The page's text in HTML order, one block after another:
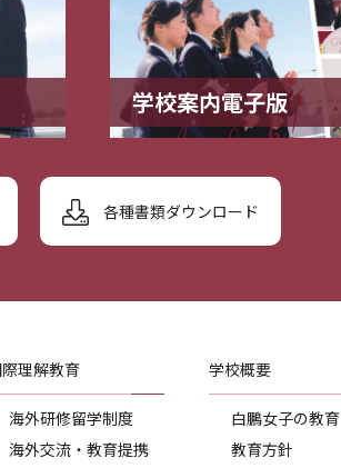
学校案内電子版
各種書類ダウンロード
理解教育
海外研修留学制度
海外交流・教育提携
学校概要
白鵬女子の教育
教育方針